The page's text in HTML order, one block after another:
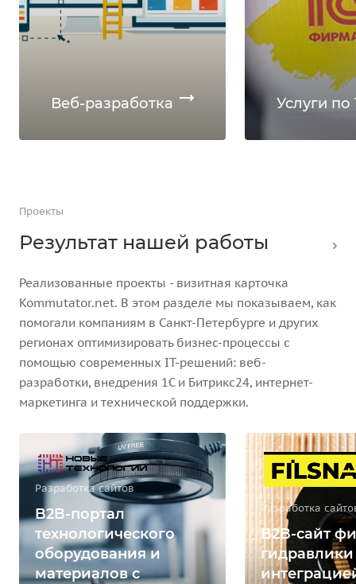
Веб-разработка Услуги по
Проекты
Результат нашей работы
Реализованные проекты - визитная карточка
Kommutator.net. В этом разделе мы показываем, как
помогали компаниям в Санкт-Петербурге и других
регионах оптимизировать бизнес-процессы с
помощью современных IT-решений: веб-
разработки, внедрения 1С и Битрикс24, интернет-
маркетинга и технической поддержки.
Разработка сайтов
B2B-портал
технологического
оборудования и
материалов с
Разработка
B2B-сайт
гидравлики